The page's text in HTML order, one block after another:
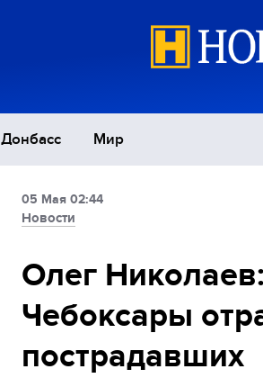
Донбасс Мир
Экономика
Спорт
05 Мая 02:44
Новости
Олег
Чебоксары
пострадавших